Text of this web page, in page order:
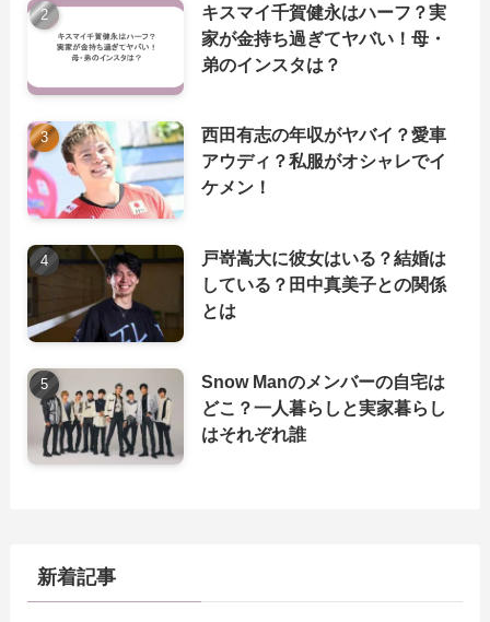
キスマイ千賀健永はハーフ？実
家が金持ち過ぎてヤバい！母・
弟のインスタは？
西田有志の年収がヤバイ？愛車
アウディ？私服がオシャレでイ
ケメン！
戸嵜嵩大に彼女はいる？結婚は
している？田中真美子との関係
とは
Snow Manのメンバーの自宅は
どこ？一人暮らしと実家暮らし
はそれぞれ誰
新着記事